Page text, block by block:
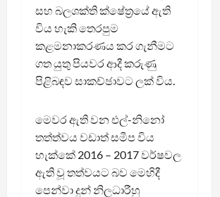
සහ බලශක්ති ක්ෂේත්‍රයේ ඇති
විය හැකි තෙරපුම
කළමනාකරණය කර ගැනීමට
ගත යුතු පියවර ආදී කරුණු
පිළිබඳව සාකච්ඡාවට ලක් විය.
මෙවර ඇති වන එල්-නිනෝ
තත්ත්වය වඩාත් සමීප විය
හැක්කේ 2016 – 2017 වර්ෂවල
ඇති වූ තත්වයට බව මෙහිදී
පෙන්වා දුන් නිලධාරීහු